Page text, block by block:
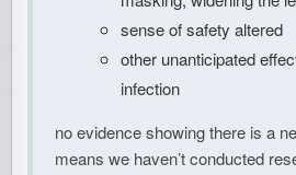
sense of safety altered
other unanticipated
infection
no evidence showing there is a
means we haven’t conducted